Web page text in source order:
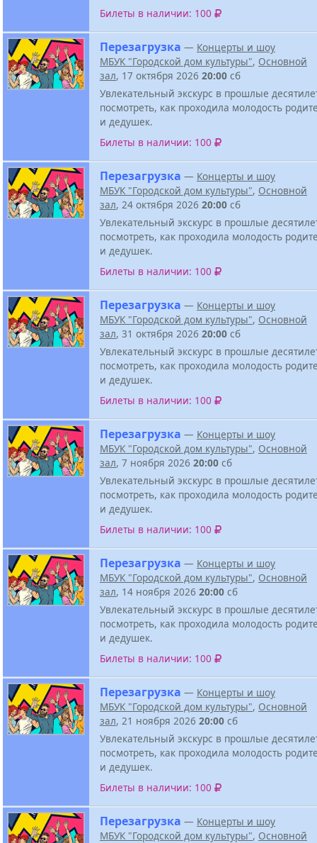
Билеты в наличии: 100
Перезагрузка — Концерты и шоу
МБУК "Городской дом культуры", Основной
зал, 17 октября 2026 20:00 сб
Увлекательный экскурс в прошлые
посмотреть, как проходила молодость
и дедушек.
Билеты в наличии: 100
Перезагрузка — Концерты и шоу
МБУК "Городской дом культуры", Основной
зал, 24 октября 2026 20:00 сб
Увлекательный экскурс в прошлые
посмотреть, как проходила молодость
и дедушек.
Билеты в наличии: 100
Перезагрузка — Концерты и шоу
МБУК "Городской дом культуры", Основной
зал, 31 октября 2026 20:00 сб
Увлекательный экскурс в прошлые
посмотреть, как проходила молодость
и дедушек.
Билеты в наличии: 100
Перезагрузка — Концерты и шоу
МБУК "Городской дом культуры", Основной
зал, 7 ноября 2026 20:00 сб
Увлекательный экскурс в прошлые
посмотреть, как проходила молодость
и дедушек.
Билеты в наличии: 100
Перезагрузка — Концерты и шоу
МБУК "Городской дом культуры", Основной
зал, 14 ноября 2026 20:00 сб
Увлекательный экскурс в прошлые
посмотреть, как проходила молодость
и дедушек.
Билеты в наличии: 100
Перезагрузка — Концерты и шоу
МБУК "Городской дом культуры", Основной
зал, 21 ноября 2026 20:00 сб
Увлекательный экскурс в прошлые
посмотреть, как проходила молодость
и дедушек.
Билеты в наличии: 100
Перезагрузка — Концерты и шоу
МБУК "Городской дом культуры", Основной